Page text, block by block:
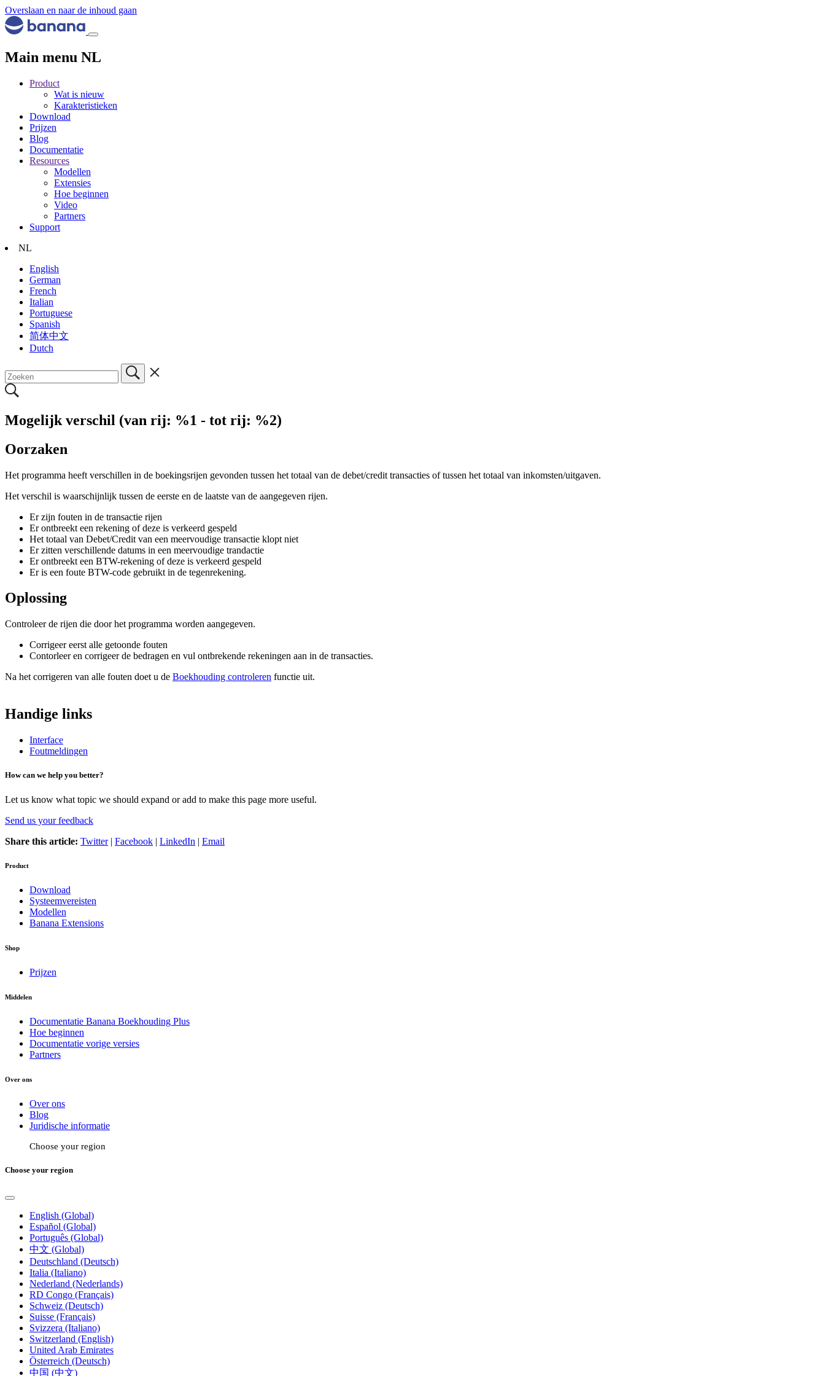
Overslaan en naar de inhoud gaan
Main menu NL
Product
Wat is nieuw
Karakteristieken
Download
Prijzen
Blog
Documentatie
Resources
Modellen
Extensies
Hoe beginnen
Video
Partners
Support
NL
English
German
French
Italian
Portuguese
Spanish
简体中文
Dutch
Mogelijk verschil (van rij: %1 - tot rij: %2)
Oorzaken
Het programma heeft verschillen in de boekingsrijen gevonden tussen het totaal van de debet/credit transacties of tussen het totaal van inkomsten/uitgaven.
Het verschil is waarschijnlijk tussen de eerste en de laatste van de aangegeven rijen.
Er zijn fouten in de transactie rijen
Er ontbreekt een rekening of deze is verkeerd gespeld
Het totaal van Debet/Credit van een meervoudige transactie klopt niet
Er zitten verschillende datums in een meervoudige trandactie
Er ontbreekt een BTW-rekening of deze is verkeerd gespeld
Er is een foute BTW-code gebruikt in de tegenrekening.
Oplossing
Controleer de rijen die door het programma worden aangegeven.
Corrigeer eerst alle getoonde fouten
Contorleer en corrigeer de bedragen en vul ontbrekende rekeningen aan in de transacties.
Na het corrigeren van alle fouten doet u de Boekhouding controleren functie uit.
Handige links
Interface
Foutmeldingen
How can we help you better?
Let us know what topic we should expand or add to make this page more useful.
Send us your feedback
Share this article: Twitter| Facebook | LinkedIn | Email
Product
Download
Systeemvereisten
Modellen
Banana Extensions
Shop
Prijzen
Middelen
Documentatie Banana Boekhouding Plus
Hoe beginnen
Documentatie vorige versies
Partners
Over ons
Over ons
Blog
Juridische informatie
Choose your region
Choose your region
English (Global)
Español (Global)
Português (Global)
中文 (Global)
Deutschland (Deutsch)
Italia (Italiano)
Nederland (Nederlands)
RD Congo (Français)
Schweiz (Deutsch)
Suisse (Français)
Svizzera (Italiano)
Switzerland (English)
United Arab Emirates
Österreich (Deutsch)
中国 (中文)